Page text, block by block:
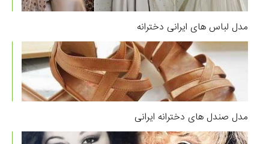
مدل لباس های ایرانی دخترانه
مدل صندل های دخترانه ایرانی